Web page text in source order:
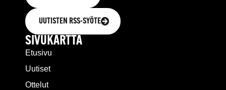
UUTISTEN RSS-SYÖTE
SIVUKARTTA
Etusivu
Uutiset
Ottelut